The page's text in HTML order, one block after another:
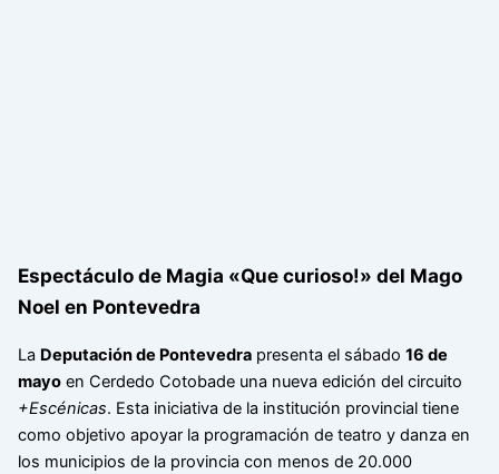
Espectáculo de Magia «Que curioso!» del Mago
Noel en Pontevedra
La Deputación de Pontevedrapresenta el sábado 16 de
mayoen Cerdedo Cotobade una nueva edición del circuito
+Escénicas. Esta iniciativa de la institución provincial tiene
como objetivo apoyar la programación de teatro y danza en
los municipios de la provincia con menos de 20.000